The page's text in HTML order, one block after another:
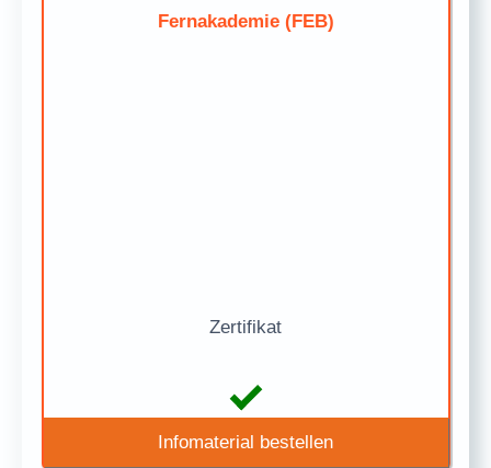
Fernakademie (FEB)
Zertifikat
Infomaterial bestellen